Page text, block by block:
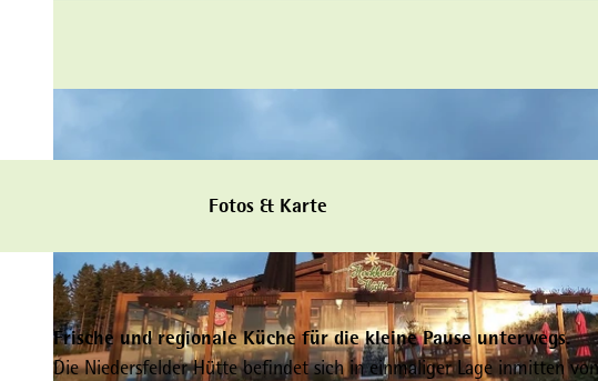
Fotos & Karte
Frische und regionale Küche für die kleine Pause unterwegs.
Die Niedersfelder Hütte befindet sich in einmaliger Lage inmitten